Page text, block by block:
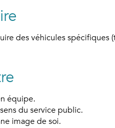
des véhicules spécifiques
équipe.
du service public.
image de soi.